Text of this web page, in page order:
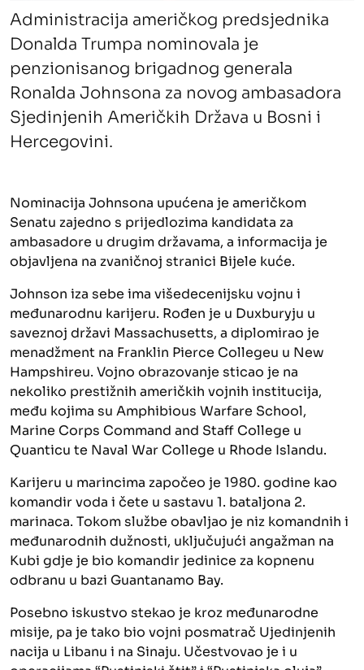
Administracija američkog predsjednika
Donalda Trumpa nominovala je
penzionisanog brigadnog generala
Ronalda Johnsona za novog ambasadora
Sjedinjenih Američkih Država u Bosni i
Hercegovini.
Nominacija Johnsona upućena je američkom
Senatu zajedno s prijedlozima kandidata za
ambasadore u drugim državama, a informacija je
objavljena na zvaničnoj stranici Bijele kuće.
Johnson iza sebe ima višedecenijsku vojnu i
međunarodnu karijeru. Rođen je u Duxburyju u
saveznoj državi Massachusetts, a diplomirao je
menadžment na Franklin Pierce Collegeu u New
Hampshireu. Vojno obrazovanje sticao je na
nekoliko prestižnih američkih vojnih institucija,
među kojima su Amphibious Warfare School,
Marine Corps Command and Staff College u
Quanticu te Naval War College u Rhode Islandu.
Karijeru u marincima započeo je 1980. godine kao
komandir voda i čete u sastavu 1. bataljona 2.
marinaca. Tokom službe obavljao je niz komandnih i
međunarodnih dužnosti, uključujući angažman na
Kubi gdje je bio komandir jedinice za kopnenu
odbranu u bazi Guantanamo Bay.
Posebno iskustvo stekao je kroz međunarodne
misije, pa je tako bio vojni posmatrač Ujedinjenih
nacija u Libanu i na Sinaju. Učestvovao je i u